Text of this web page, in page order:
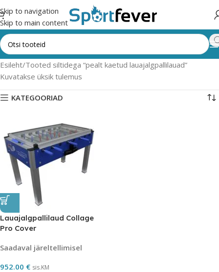
Skip to navigation
Skip to main content
Esileht Tooted siltidega “pealt kaetud lauajalgpallilauad”
Kuvatakse üksik tulemus
KATEGOORIAD
Lauajalgpallilaud Collage
Pro Cover
Saadaval järeltellimisel
952.00 € sis.KM